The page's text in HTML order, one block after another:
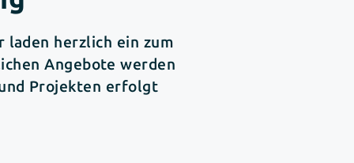
herzlich ein zum
Angebote werden
Projekten erfolgt